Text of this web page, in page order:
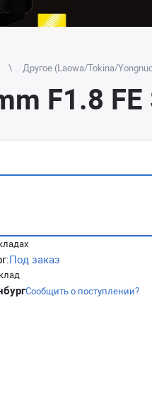
Другое (Laowa/Tokina/
F1.8 FE
Под заказ
Сообщить о поступлении?